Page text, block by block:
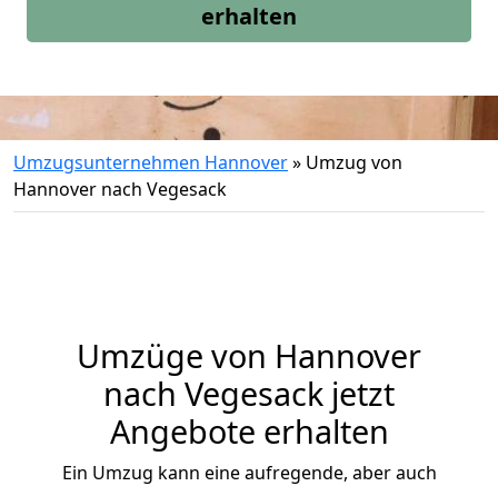
erhalten
Umzugsunternehmen Hannover» Umzug von
Hannover nach Vegesack
Umzüge von Hannover
nach Vegesack jetzt
Angebote erhalten
Ein Umzug kann eine aufregende, aber auch